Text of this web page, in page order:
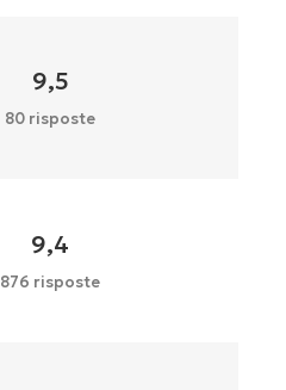
9,5
80 risposte
9,4
876 risposte